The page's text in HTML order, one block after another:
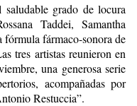
grado de locura
Taddei, Samantha
fármaco-sonora de
tres artistas reunieron en
una generosa serie
acompañadas por
Restuccia”.